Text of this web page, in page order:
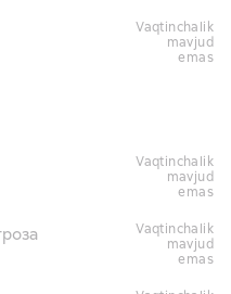
vaqtinchalik
mavjud
emas
vaqtinchalik
mavjud
emas
vaqtinchalik
mavjud
emas